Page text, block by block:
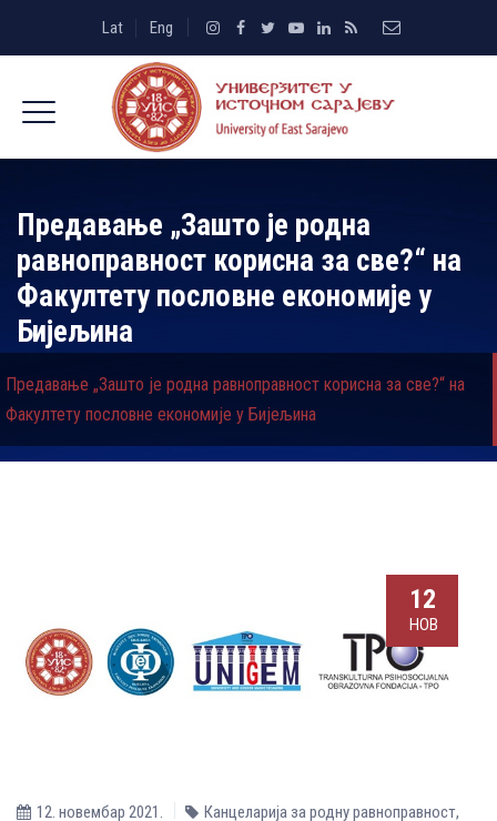
Lat Eng
Предавање „Зашто је родна
равноправност корисна за све?“ на
Факултету пословне економије у
Бијељина
Предавање „Зашто је родна равноправност корисна за све?“ на
Факултету пословне економије у Бијељина
12
НОВ
12. новембар 2021. Канцеларија за родну равноправност,